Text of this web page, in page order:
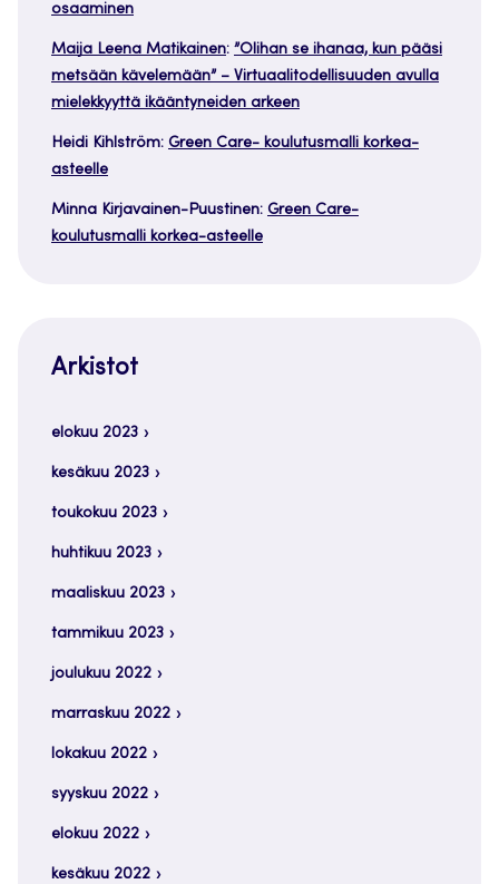
osaaminen
Maija Leena Matikainen: ”Olihan se ihanaa, kun pääsi
metsään kävelemään” – Virtuaalitodellisuuden avulla
mielekkyyttä ikääntyneiden arkeen
Heidi Kihlström: Green Care- koulutusmalli korkea-
asteelle
Minna Kirjavainen-Puustinen: Green Care-
koulutusmalli korkea-asteelle
Arkistot
elokuu 2023
kesäkuu 2023
toukokuu 2023
huhtikuu 2023
maaliskuu 2023
tammikuu 2023
joulukuu 2022
marraskuu 2022
lokakuu 2022
syyskuu 2022
elokuu 2022
kesäkuu 2022